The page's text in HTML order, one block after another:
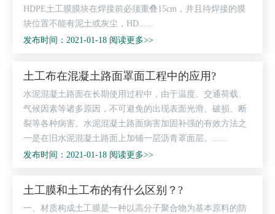
HDPE土工膜膜块在焊接前必须重叠15cm，并且待焊接的膜
块位置不能有泥土或灰尘，HD......
发布时间：2021-01-18 阅读更多>>
土工布在混凝土路面罩面工程中的应用?
水泥混凝土路面在长期使用过程中，由于温度、交通荷载、
气候因素等诸多原因，不可避免的出现表面光滑、破损、断
裂等各种病害。水泥混凝土路面病害加固补强的有效方法之
一是在旧水泥混凝土路面上加铺一层沥青罩面层。......
发布时间：2021-01-18 阅读更多>>
土工膜和土工布的有什么区别？?
一、材质构成土工膜是一种以高分子聚合物为基本原料的防